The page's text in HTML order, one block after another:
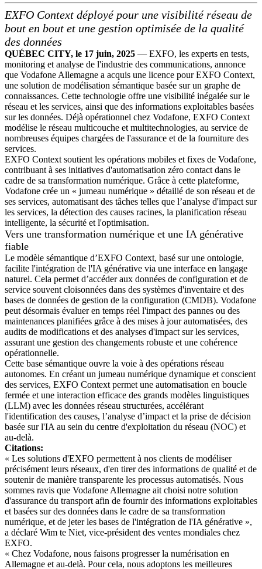
Entreprise
Emploi
Partenaires
Fournisseurs
EXFO Context déployé pour une visibilité réseau de
bout en bout et une gestion optimisée de la qualité
des données
QUÉBEC CITY, le 17 juin, 2025 — EXFO, les experts en tests,
monitoring et analyse de l'industrie des communications, annonce
que Vodafone Allemagne a acquis une licence pour EXFO Context,
une solution de modélisation sémantique basée sur un graphe de
connaissances. Cette technologie offre une visibilité inégalée sur le
réseau et les services, ainsi que des informations exploitables basées
sur les données. Déjà opérationnel chez Vodafone, EXFO Context
modélise le réseau multicouche et multitechnologies, au service de
nombreuses équipes chargées de l'assurance et de la fourniture des
services.
EXFO Context soutient les opérations mobiles et fixes de Vodafone,
contribuant à ses initiatives d'automatisation zéro contact dans le
cadre de sa transformation numérique. Grâce à cette plateforme,
Vodafone crée un « jumeau numérique » détaillé de son réseau et de
ses services, automatisant des tâches telles que l’analyse d'impact sur
les services, la détection des causes racines, la planification réseau
intelligente, la sécurité et l'optimisation.
Vers une transformation numérique et une IA générative
fiable
Le modèle sémantique d’EXFO Context, basé sur une ontologie,
facilite l'intégration de l'IA générative via une interface en langage
naturel. Cela permet d’accéder aux données de configuration et de
service souvent cloisonnées dans des systèmes d'inventaire et des
bases de données de gestion de la configuration (CMDB). Vodafone
peut désormais évaluer en temps réel l'impact des pannes ou des
maintenances planifiées grâce à des mises à jour automatisées, des
audits de modifications et des analyses d'impact sur les services,
assurant une gestion des changements robuste et une cohérence
opérationnelle.
Cette base sémantique ouvre la voie à des opérations réseau
autonomes. En créant un jumeau numérique dynamique et conscient
des services, EXFO Context permet une automatisation en boucle
fermée et une interaction efficace des grands modèles linguistiques
(LLM) avec les données réseau structurées, accélérant
l'identification des causes, l’analyse d’impact et la prise de décision
basée sur l'IA au sein du centre d'exploitation du réseau (NOC) et
au-delà.
Citations:
« Les solutions d'EXFO permettent à nos clients de modéliser
précisément leurs réseaux, d'en tirer des informations de qualité et de
soutenir de manière transparente les processus automatisés. Nous
sommes ravis que Vodafone Allemagne ait choisi notre solution
d'assurance du transport afin de fournir des informations exploitables
et basées sur des données dans le cadre de sa transformation
numérique, et de jeter les bases de l'intégration de l'IA générative »,
a déclaré Wim te Niet, vice-président des ventes mondiales chez
EXFO.
« Chez Vodafone, nous faisons progresser la numérisation en
Allemagne et au-delà. Pour cela, nous adoptons les meilleures